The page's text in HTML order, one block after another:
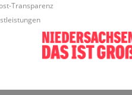
Transparenz